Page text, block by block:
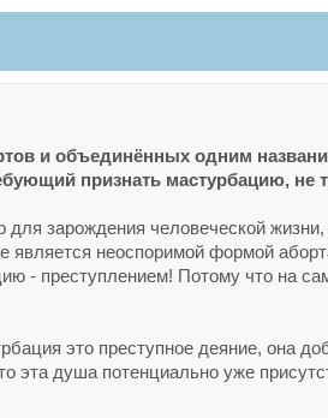
и объединённых одним
признать мастурбацию, не
зарождения человеческой жизни,
неоспоримой формой
- преступлением! Потому что на
это преступное деяние, она
душа потенциально уже